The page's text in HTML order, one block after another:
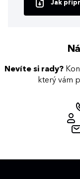
Jak
Nevíte si rady?
který vám